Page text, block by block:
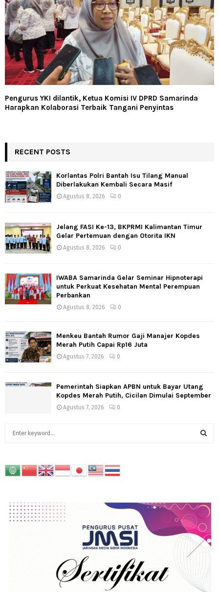
Pengurus YKI dilantik, Ketua Komisi IV DPRD Samarinda
Harapkan Kolaborasi Terbaik Tangani Penyintas
RECENT POSTS
Korlantas Polri Bantah Isu Tilang Manual
Diberlakukan Kembali Secara Masif
Agustus 8, 2026 0
Jelang FASI Ke-13, BKPRMI Kalimantan Timur
Gelar Pertemuan dengan Otorita IKN
Agustus 8, 2026 0
IWABA Samarinda Gelar Seminar Hipnoterapi
untuk Perkuat Kesehatan Mental Perempuan
Perbankan
Agustus 8, 2026 0
Menkeu Bantah Rumor Gaji Manajer Kopdes
Merah Putih Capai Rp16 Juta
Agustus 7, 2026 0
Pemerintah Siapkan APBN untuk Bayar Utang
Kopdes Merah Putih, Cicilan Dimulai September
Agustus 7, 2026 0
c
C
H